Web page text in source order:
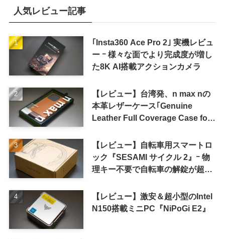
人気レビュー記事
｢Insta360 Ace Pro 2｣ 実機レビュ
ー ｰ 様々な面でより完成度が増し
た8K AI搭載アクションカメラ
【レビュー】台湾発、n max nの
本革レザーケース｢Genuine
Leather Full Coverage Case for
【レビュー】自転車用スマートロ
ック『SESAMI サイクル 2』ｰ 物
理キー不要で自転車の解錠が超簡
【レビュー】激安＆超小型のIntel
N150搭載ミニPC『NiPoGi E2』